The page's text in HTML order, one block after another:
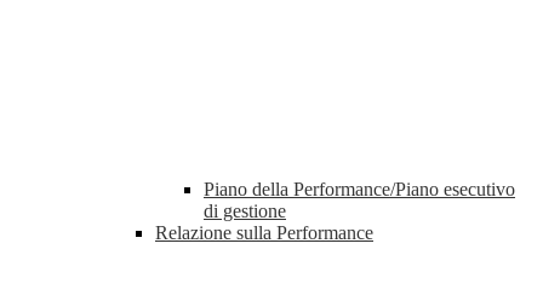
Piano della Performance/Piano esecutivo
di gestione
Relazione sulla Performance